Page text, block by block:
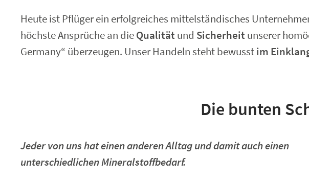
Heute ist Pflüger ein erfolgreiches mittelständisches
höchste Ansprüche an dieQualität und Sicherheit unserer
Germany“ überzeugen. Unser Handeln steht bewusstim
Die bunten
Jeder von uns hat einen anderen Alltag und damit auch einen
unterschiedlichen Mineralstoffbedarf.